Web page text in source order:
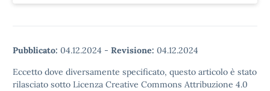
Pubblicato: 04.12.2024 - Revisione: 04.12.2024
Eccetto dove diversamente specificato, questo articolo è stato
rilasciato sotto Licenza Creative Commons Attribuzione 4.0